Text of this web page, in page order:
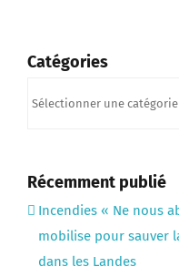
Catégories
Récemment publié
Incendies « Ne nous
mobilise pour sauver
dans les Landes